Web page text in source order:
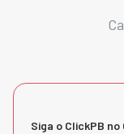
Siga o ClickPB